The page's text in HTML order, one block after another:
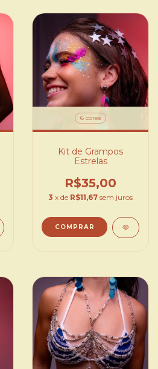
6 cores
Kit de Grampos
Estrelas
R$35,00
3 x de R$11,67 sem juros
COMPRAR